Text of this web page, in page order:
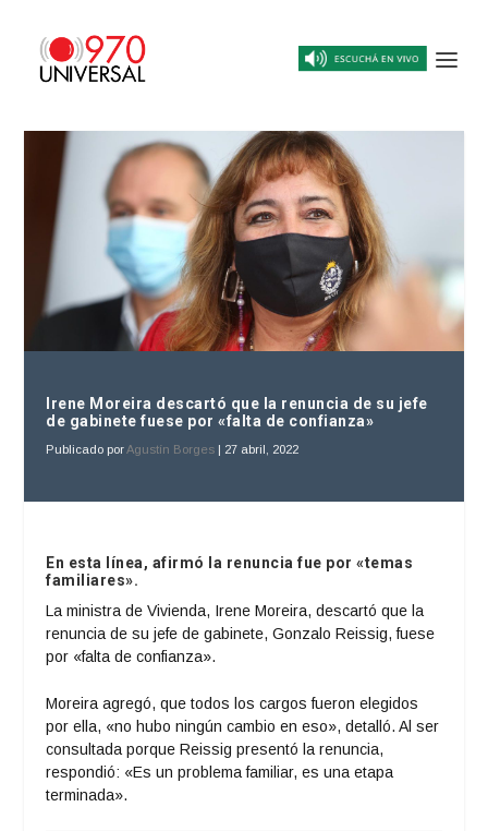
Irene Moreira descartó que la renuncia de su jefe
de gabinete fuese por «falta de confianza»
Publicado porAgustín Borges | 27 abril, 2022
En esta línea, afirmó la renuncia fue por «temas
familiares».
La ministra de Vivienda, Irene Moreira, descartó que la
renuncia de su jefe de gabinete, Gonzalo Reissig, fuese
por «falta de confianza».
Moreira agregó, que todos los cargos fueron elegidos
por ella, «no hubo ningún cambio en eso», detalló. Al ser
consultada porque Reissig presentó la renuncia,
respondió: «Es un problema familiar, es una etapa
terminada».